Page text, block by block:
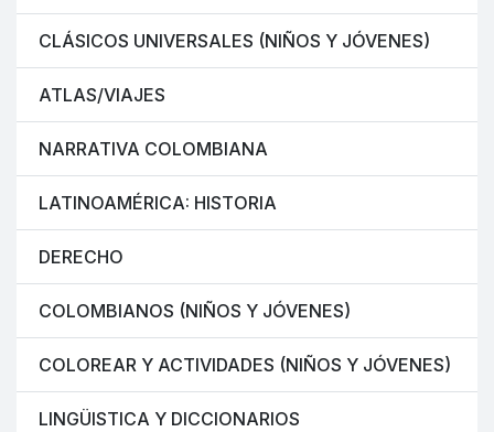
CLÁSICOS UNIVERSALES (NIÑOS Y JÓVENES)
ATLAS/VIAJES
NARRATIVA COLOMBIANA
LATINOAMÉRICA: HISTORIA
DERECHO
COLOMBIANOS (NIÑOS Y JÓVENES)
COLOREAR Y ACTIVIDADES (NIÑOS Y JÓVENES)
LINGÜISTICA Y DICCIONARIOS